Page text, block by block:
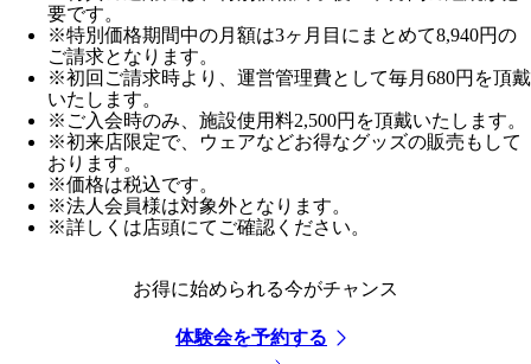
要です。
※特別価格期間中の月額は3ヶ月目にまとめて8,940円の
ご請求となります。
※初回ご請求時より、運営管理費として毎月680円を頂戴
いたします。
※ご入会時のみ、施設使用料2,500円を頂戴いたします。
※初来店限定で、ウェアなどお得なグッズの販売もして
おります。
※価格は税込です。
※法人会員様は対象外となります。
※詳しくは店頭にてご確認ください。
お得に始められる今がチャンス
体験会を予約する